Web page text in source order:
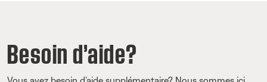
Besoin d’aide?